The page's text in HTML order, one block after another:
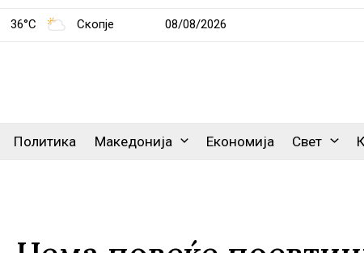
36°C Скопје 08/08/2026
Политика Македонија Економија Свет